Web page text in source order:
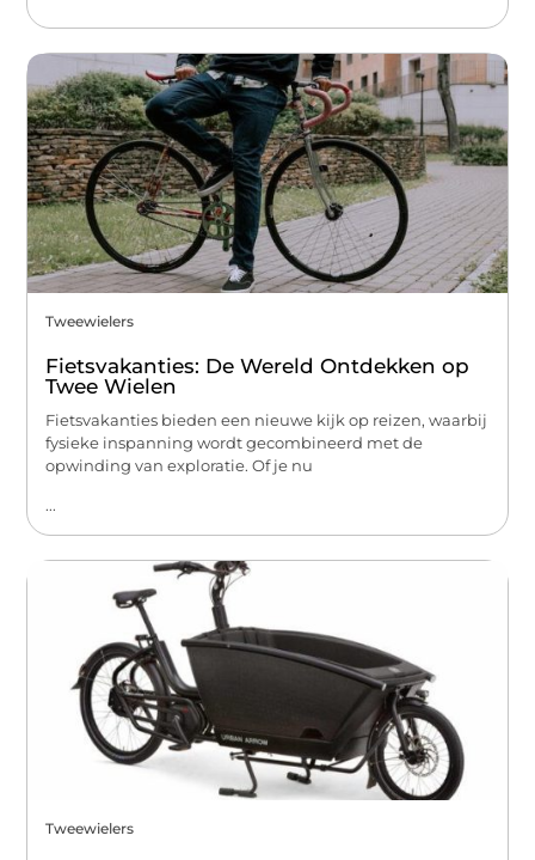
Tweewielers
Fietsvakanties: De Wereld Ontdekken op
Twee Wielen
Fietsvakanties bieden een nieuwe kijk op reizen, waarbij
fysieke inspanning wordt gecombineerd met de
opwinding van exploratie. Of je nu
...
Tweewielers